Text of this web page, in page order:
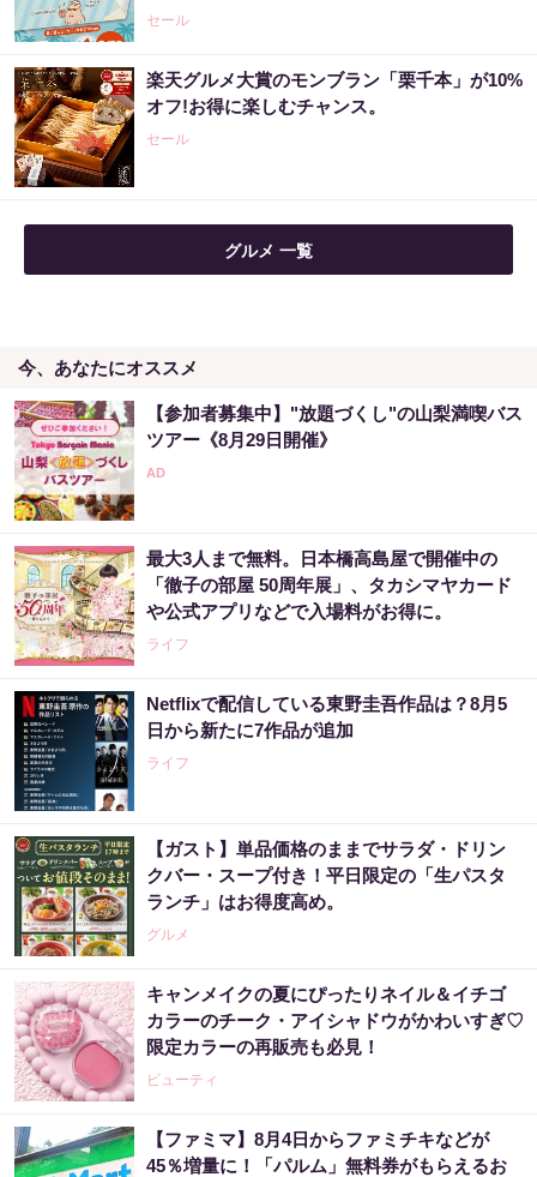
セール
楽天グルメ大賞のモンブラン「栗千本」が10%
オフ!お得に楽しむチャンス。
セール
グルメ 一覧
今、あなたにオススメ
【参加者募集中】"放題づくし"の山梨満喫バス
ツアー《8月29日開催》
最大3人まで無料。日本橋高島屋で開催中の
「徹子の部屋 50周年展」、タカシマヤカード
や公式アプリなどで入場料がお得に。
ライフ
Netflixで配信している東野圭吾作品は？8月5
日から新たに7作品が追加
ライフ
【ガスト】単品価格のままでサラダ・ドリン
クバー・スープ付き！平日限定の「生パスタ
ランチ」はお得度高め。
グルメ
キャンメイクの夏にぴったりネイル＆イチゴ
カラーのチーク・アイシャドウがかわいすぎ♡
限定カラーの再販売も必見！
ビューティ
【ファミマ】8月4日からファミチキなどが
45％増量に！「パルム」無料券がもらえるお